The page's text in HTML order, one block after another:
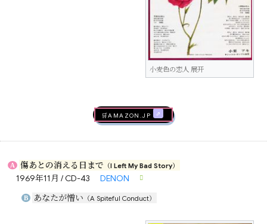
小麦色の恋人 展开
🛒AMAZON.jp
A 傷あとの消える日まで （I Left My Bad Story）
1969年11月 / CD-43 DENON
B あなたが憎い （A Spiteful Conduct）